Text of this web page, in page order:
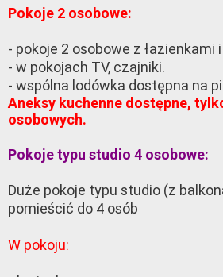
Pokoje 2 osobowe:
- pokoje 2 osobowe z łazienkami
- w pokojach TV, czajniki.
- wspólna lodówka dostępna na
Aneksy kuchenne dostępne,
osobowych.
Pokoje typu studio 4 osobowe:
Duże pokoje typu studio (z
pomieścić do 4 osób
W pokoju: